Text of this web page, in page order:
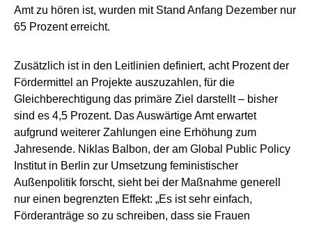
Amt zu hören ist, wurden mit Stand Anfang Dezember nur
65 Prozent erreicht.
Zusätzlich ist in den Leitlinien definiert, acht Prozent der
Fördermittel an Projekte auszuzahlen, für die
Gleichberechtigung das primäre Ziel darstellt – bisher
sind es 4,5 Prozent. Das Auswärtige Amt erwartet
aufgrund weiterer Zahlungen eine Erhöhung zum
Jahresende. Niklas Balbon, der am Global Public Policy
Institut in Berlin zur Umsetzung feministischer
Außenpolitik forscht, sieht bei der Maßnahme generell
nur einen begrenzten Effekt: „Es ist sehr einfach,
Förderanträge so zu schreiben, dass sie Frauen